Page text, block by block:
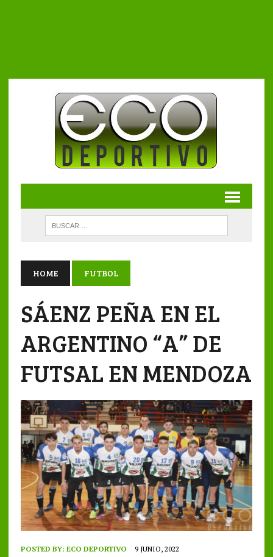
HOME FUTBOL
SÁENZ PEÑA EN EL
ARGENTINO “A” DE
FUTSAL EN MENDOZA
POSTED BY: ECO DEPORTIVO 9 JUNIO, 2022